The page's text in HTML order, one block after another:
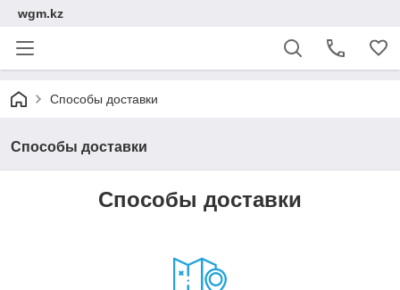
wgm.kz
Способы доставки
Способы доставки
Способы доставки